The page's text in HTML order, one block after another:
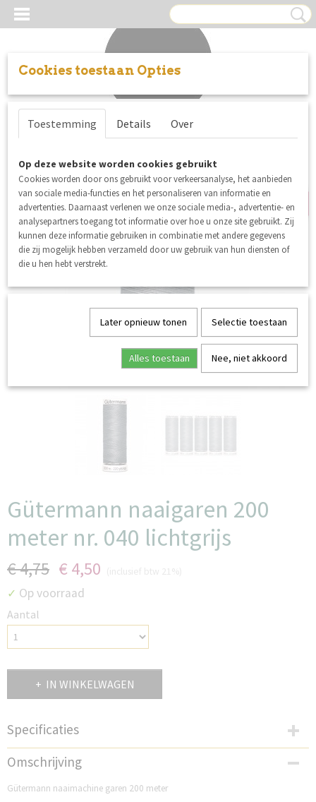
Inloggen Registreren
5% korting
Gütermann naaigaren 200
meter nr. 040 lichtgrijs
€ 4,75 € 4,50
✓ Op voorraad
Aantal
IN WINKELWAGEN
Specificaties
Productcode
GM200N040
Omschrijving
Gütermann naaimachine garen 200 meter
Cookies toestaan Opties
Toestemming Details Over
Op deze website worden cookies gebruikt
Cookies worden door ons gebruikt voor verkeersanalyse, het aanbieden
van sociale media-functies en het personaliseren van informatie en
advertenties. Daarnaast verlenen we onze sociale media-, advertentie- en
analysepartners toegang tot informatie over hoe u onze site gebruikt. Zij
kunnen deze informatie gebruiken in combinatie met andere gegevens
die zij mogelijk hebben verzameld door uw gebruik van hun diensten of
die u hen hebt verstrekt.
Later opnieuw tonen Selectie toestaan
Alles toestaan Nee, niet akkoord